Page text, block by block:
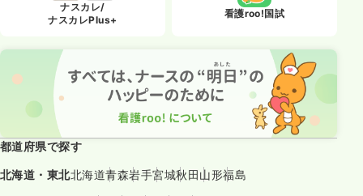
ナスカレ/
ナスカレPlus+
看護roo!国試
都道府県で探す
北海道・東北北海道青森岩手宮城秋田 山形福島